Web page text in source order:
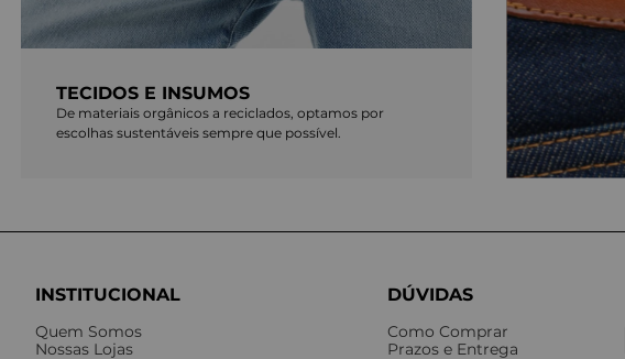
TECIDOS E INSUMOS
De materiais orgânicos a reciclados, optamos por
escolhas sustentáveis sempre que possível.
INSTITUCIONAL
Quem Somos
Nossas Lojas
DÚVIDAS
Como Comprar
Prazos e Entrega